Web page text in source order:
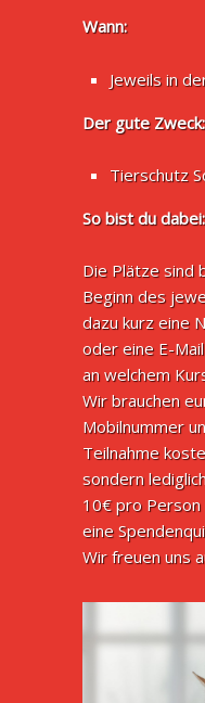
Wann:
Jeweils in
Der gute Zweck:
Tierschutz
So bist du dabei:
Die Plätze sind
Beginn des
dazu kurz eine
oder eine E-
an welchem
Wir brauchen
Mobilnummer
Teilnahme
sondern
10€ pro Person
eine
Wir freuen uns